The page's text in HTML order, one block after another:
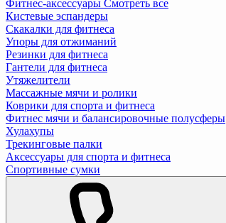
Фитнес-аксессуары Смотреть все
Кистевые эспандеры
Скакалки для фитнеса
Упоры для отжиманий
Резинки для фитнеса
Гантели для фитнеса
Утяжелители
Массажные мячи и ролики
Коврики для спорта и фитнеса
Фитнес мячи и балансировочные полусферы
Хулахупы
Трекинговые палки
Аксессуары для спорта и фитнеса
Спортивные сумки